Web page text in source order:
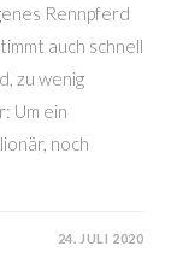
Rennpferd
auch schnell
zu wenig
Um ein
noch
24. JULI 2020